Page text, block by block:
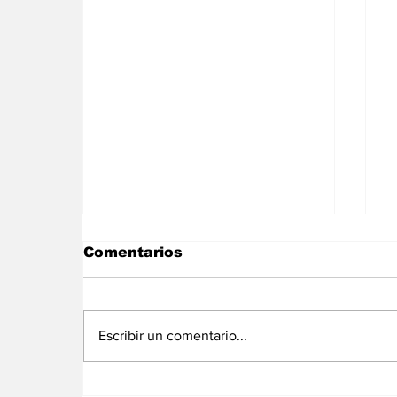
Comentarios
Escribir un comentario...